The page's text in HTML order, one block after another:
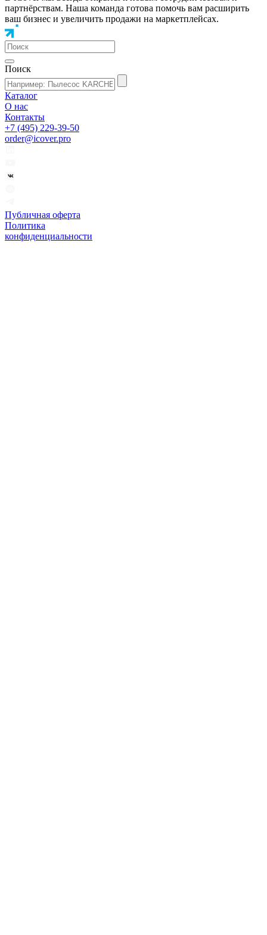
партнёрствам. Наша команда готова помочь вам расширить
ваш бизнес и увеличить продажи на маркетплейсах.
Поиск
Каталог
О нас
Контакты
+7 (495) 229-39-50
order@icover.pro
Публичная оферта
Политика
конфиденциальности